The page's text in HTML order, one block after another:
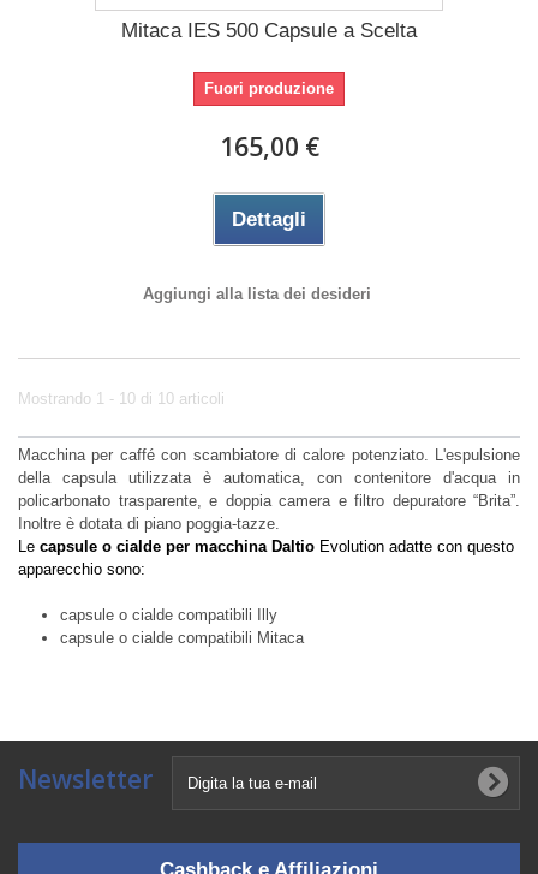
Mitaca IES 500 Capsule a Scelta
Fuori produzione
165,00 €
Dettagli
Aggiungi alla lista dei desideri
Mostrando 1 - 10 di 10 articoli
Macchina per caffé con scambiatore di calore potenziato. L'espulsione
della capsula utilizzata è automatica, con contenitore d'acqua in
policarbonato trasparente, e doppia camera e filtro depuratore “Brita”.
Inoltre è dotata di piano poggia-tazze.
Le capsule o cialde per macchina Daltio Evolution adatte con questo
apparecchio sono:
capsule o cialde compatibili Illy
capsule o cialde compatibili Mitaca
Newsletter